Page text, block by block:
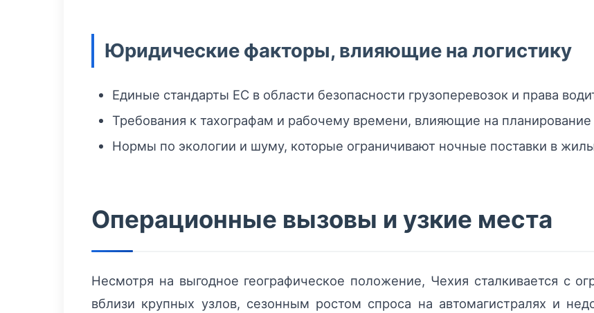
Юридические факторы, влияющие на логистику
Единые стандарты ЕС в области безопасности грузоперевозок и права
Требования к тахографам и рабочему времени, влияющие на
Нормы по экологии и шуму, которые ограничивают ночные поставки в
Операционные вызовы и узкие места
Несмотря на выгодное географическое положение, Чехия сталкивается с
вблизи крупных узлов, сезонным ростом спроса на автомагистралях и